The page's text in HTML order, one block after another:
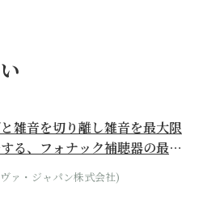
雑音を切り離し雑音を最大限
る、フォナック補聴器の最上
ァ・ジャパン株式会社)